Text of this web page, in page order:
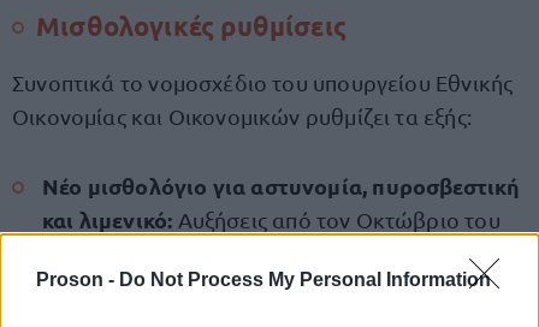
Proson - Do Not Process My Personal Information
Μισθολογικές ρυθμίσεις
Συνοπτικά το νομοσχέδιο του υπουργείου Εθνικής
Οικονομίας και Οικονομικών ρυθμίζει τα εξής:
Νέο μισθολόγιο για αστυνομία, πυροσβεστική
και λιμενικό: Αυξήσεις από τον Οκτώβριο του